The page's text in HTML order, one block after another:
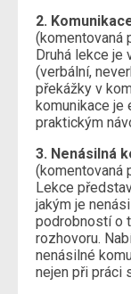
2.
(komentovaná
Druhá lekce je
(verbální,
překážky v
komunikace je
praktickým
3. Nenásilná
(komentovaná
Lekce
jakým je
podrobností o
rozhovoru.
nenásilné
nejen při práci